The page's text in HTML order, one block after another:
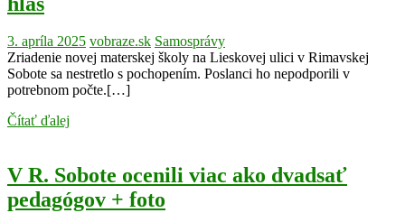
3. apríla 2025 vobraze.sk Samosprávy
Zriadenie novej materskej školy na Lieskovej ulici v Rimavskej
Sobote sa nestretlo s pochopením. Poslanci ho nepodporili v
potrebnom počte.[…]
Čítať ďalej
V R. Sobote ocenili viac ako dvadsať
pedagógov + foto